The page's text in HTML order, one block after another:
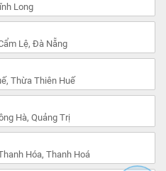
Long
Lệ, Đà Nẵng
Thừa Thiên Huế
Hà, Quảng Trị
Hóa, Thanh Hoá